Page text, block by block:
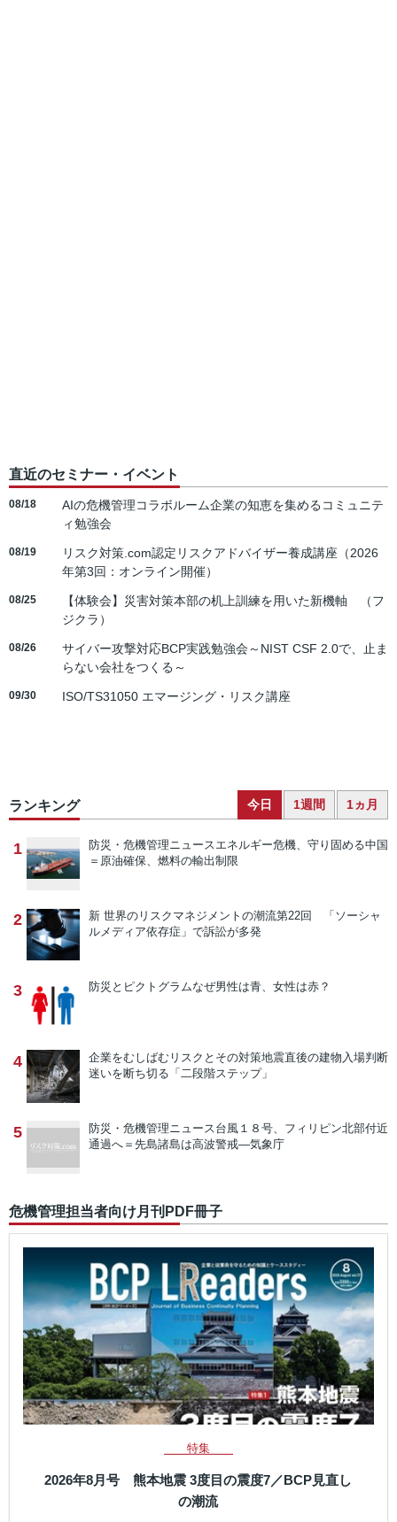
直近のセミナー・イベント
08/18
AIの危機管理コラボルーム企業の知恵を集めるコミュニテ
ィ勉強会
08/19
リスク対策.com認定リスクアドバイザー養成講座（2026
年第3回：オンライン開催）
08/25
【体験会】災害対策本部の机上訓練を用いた新機軸 （フ
ジクラ）
08/26
サイバー攻撃対応BCP実践勉強会～NIST CSF 2.0で、止ま
らない会社をつくる～
09/30 ISO/TS31050 エマージング・リスク講座
ランキング 今日 1週間 1ヵ月
1 防災・危機管理ニュースエネルギー危機、守り固める中国
＝原油確保、燃料の輸出制限
2 新 世界のリスクマネジメントの潮流第22回 「ソーシャ
ルメディア依存症」で訴訟が多発
3 防災とピクトグラムなぜ男性は青、女性は赤？
4 企業をむしばむリスクとその対策地震直後の建物入場判断
迷いを断ち切る「二段階ステップ」
5 防災・危機管理ニュース台風１８号、フィリピン北部付近
通過へ＝先島諸島は高波警戒―気象庁
危機管理担当者向け月刊PDF冊子
特集
2026年8月号 熊本地震 3度目の震度7／BCP見直し
の潮流